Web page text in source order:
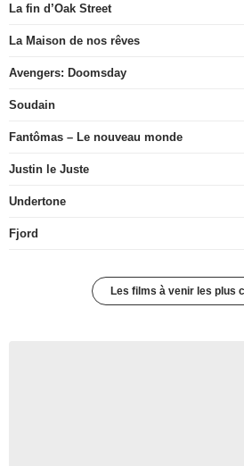
La fin d’Oak Street
La Maison de nos rêves
Avengers: Doomsday
Soudain
Fantômas – Le nouveau monde
Justin le Juste
Undertone
Fjord
Les films à venir les plus